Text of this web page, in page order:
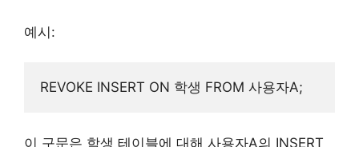
예시:
이 구문은 학생 테이블에 대해 사용자A의 INSERT